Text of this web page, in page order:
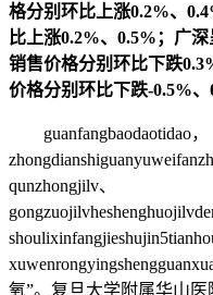
格分别环比上涨0.2%、
比上涨0.2%、0.5%；广
销售价格分别环比下跌
价格分别环比下跌-0.5%、
guanfangbaodaotidao，
qunzhongjilv、
氧”。复旦大学附属华山